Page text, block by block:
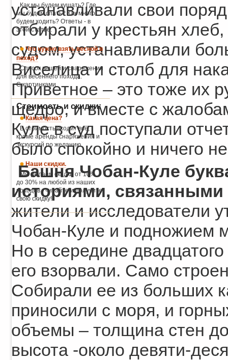
устанавливали свои
отбирали у крестьян
судом, устанавливали
Виселица и столб для
Приветное – это тоже их
щедро, и вместе с
Куле в суд поступали
было спокойно и ничего
Башня Чобан-Куле
историями, связанными
жители и исследователи
Чобан-Куле и подножием
Но в середине
его взорвали. Само
Собирали ее из больших
приносили с моря, и
объемы – толщина стен
высота -около девяти-
Как мы будем кушать? Где
мы будем спать? Как много
будем ходить? Ответы - в
этой статье.
Что нужно взять весной в
поход?
Список вещей и снаряжения
для весеннего похода.
С картинками.
Стоимость и скидки:
Какая цена?
В стоимость входит всё,
кроме аренды снаряжения и
экскурсий по желанию.
Наши скидки.
Мы делаем скидки от 10%
до 30% на любой из наших
походов - читайте и получите
свою скидку!